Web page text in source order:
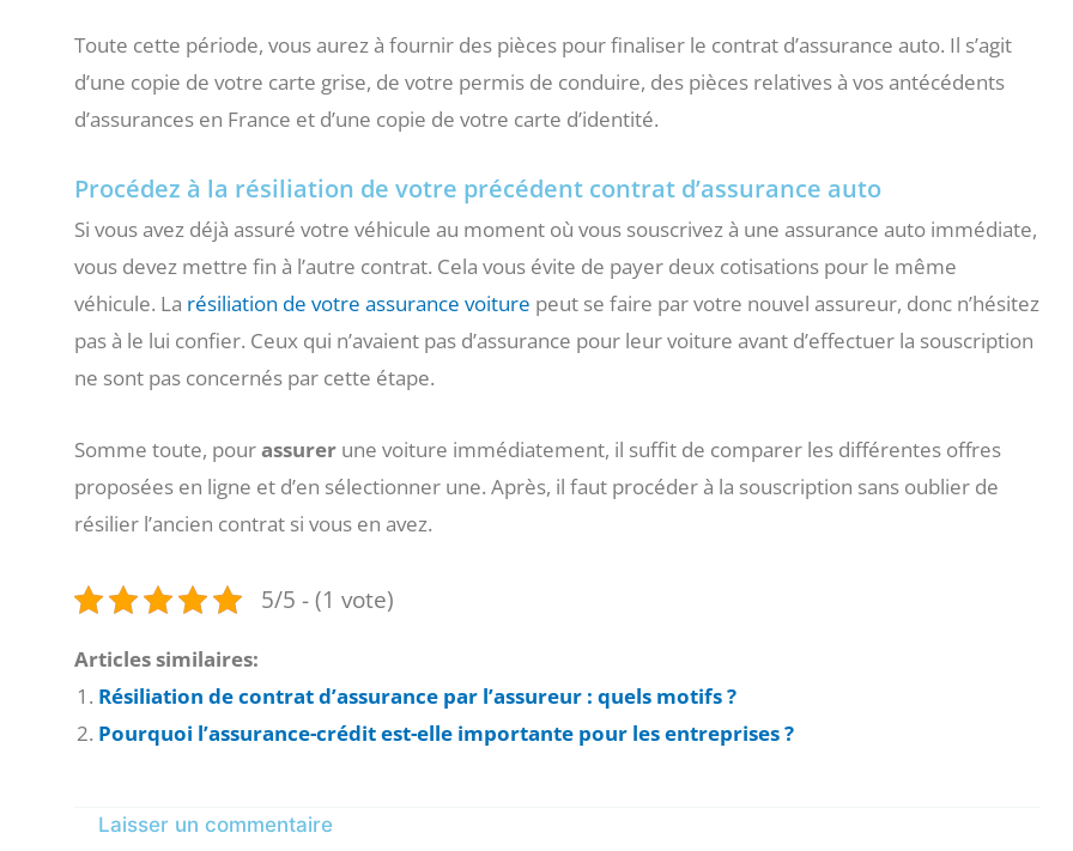
Toute cette période, vous aurez à fournir des pièces pour finaliser le contrat d’assurance auto. Il s’agit
d’une copie de votre carte grise, de votre permis de conduire, des pièces relatives à vos antécédents
d’assurances en France et d’une copie de votre carte d’identité.
Procédez à la résiliation de votre précédent contrat d’assurance auto
Si vous avez déjà assuré votre véhicule au moment où vous souscrivez à une assurance auto immédiate,
vous devez mettre fin à l’autre contrat. Cela vous évite de payer deux cotisations pour le même
véhicule. La résiliation de votre assurance voiture peut se faire par votre nouvel assureur, donc n’hésitez
pas à le lui confier. Ceux qui n’avaient pas d’assurance pour leur voiture avant d’effectuer la souscription
ne sont pas concernés par cette étape.
Somme toute, pourassurer une voiture immédiatement, il suffit de comparer les différentes offres
proposées en ligne et d’en sélectionner une. Après, il faut procéder à la souscription sans oublier de
résilier l’ancien contrat si vous en avez.
5/5 - (1 vote)
Articles similaires:
Résiliation de contrat d’assurance par l’assureur : quels motifs ?
Pourquoi l’assurance-crédit est-elle importante pour les entreprises ?
Laisser un commentaire